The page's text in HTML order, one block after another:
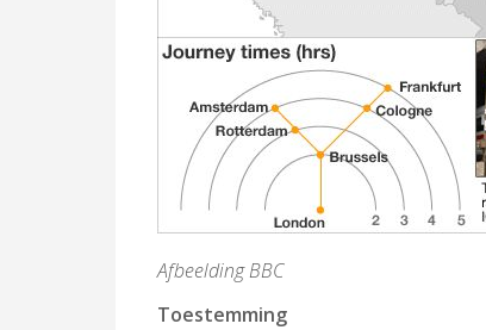
Afbeelding BBC
Toestemming